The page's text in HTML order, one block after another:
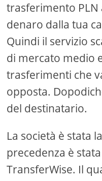
trasferimento PLN
denaro dalla tua
Quindi il servizio
di mercato medio
trasferimenti che
opposta.
del destinatario.
La società è stata
precedenza è
TransferWise. Il